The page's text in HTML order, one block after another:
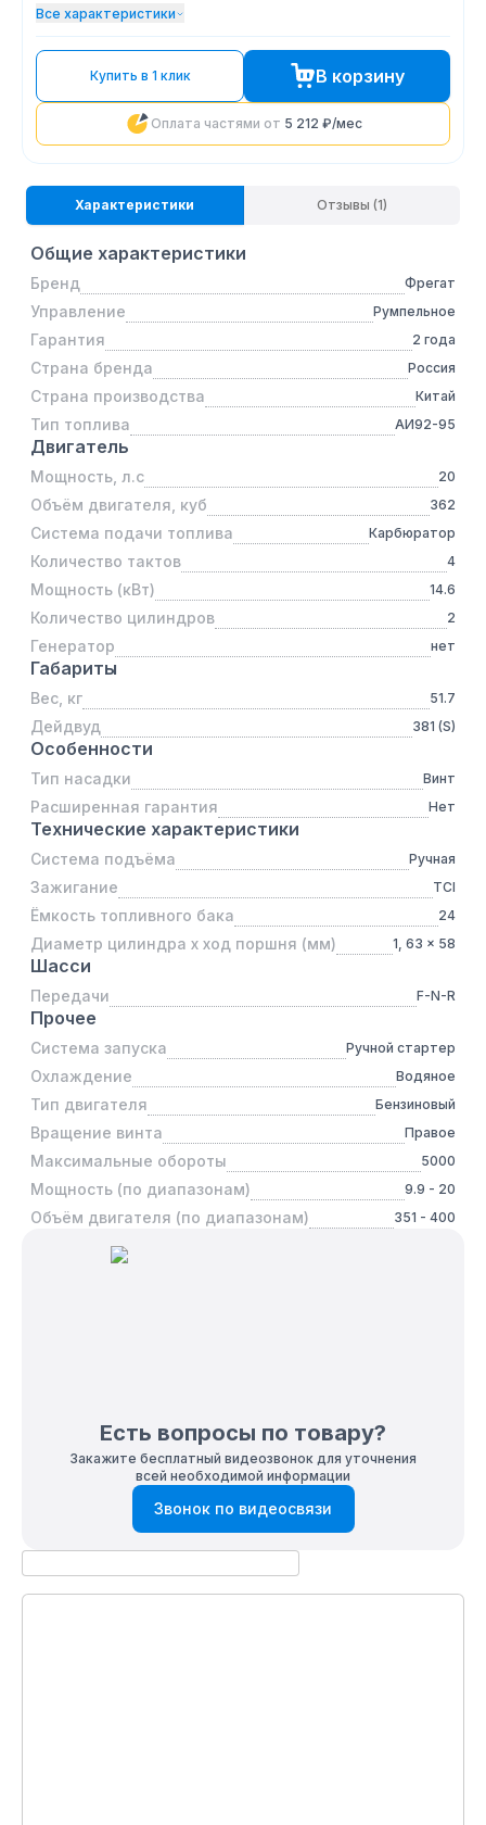
Все характеристики
Купить в 1 клик В корзину
Оплата частями от 5 212 ₽/мес
Характеристики Отзывы (1)
Общие характеристики
Бренд Фрегат
Управление Румпельное
Гарантия 2 года
Страна бренда Россия
Страна производства Китай
Тип топлива АИ92-95
Двигатель
Мощность, л.с 20
Объём двигателя, куб 362
Система подачи топлива Карбюратор
Количество тактов 4
Мощность (кВт) 14.6
Количество цилиндров 2
Генератор нет
Габариты
Вес, кг 51.7
Дейдвуд 381 (S)
Особенности
Тип насадки Винт
Расширенная гарантия Нет
Технические характеристики
Система подъёма Ручная
Зажигание TCI
Ёмкость топливного бака 24
Диаметр цилиндра x ход поршня (мм) 1, 63 x 58
Шасси
Передачи F-N-R
Прочее
Система запуска Ручной стартер
Охлаждение Водяное
Тип двигателя Бензиновый
Вращение винта Правое
Максимальные обороты 5000
Мощность (по диапазонам) 9.9 - 20
Объём двигателя (по диапазонам) 351 - 400
Есть вопросы по товару?
Закажите бесплатный видеозвонок для уточнения
всей необходимой информации
Звонок по видеосвязи